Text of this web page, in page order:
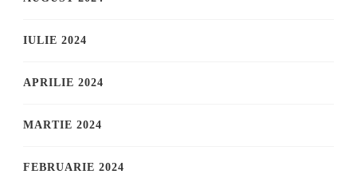
IULIE 2024
APRILIE 2024
MARTIE 2024
FEBRUARIE 2024